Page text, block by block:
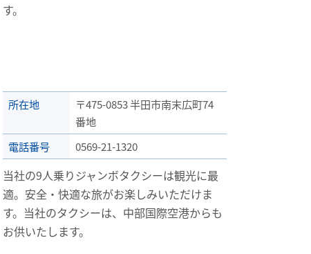
す。
所在地
〒475-0853 半田市南末広町74
番地
電話番号
0569-21-1320
当社の9人乗りジャンボタクシーは観光に最
適。安全・快適な旅がお楽しみいただけま
す。当社のタクシーは、中部国際空港からも
お供いたします。